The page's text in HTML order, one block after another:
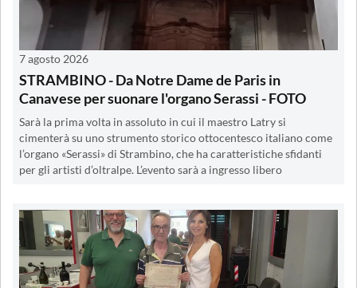
7 agosto 2026
STRAMBINO - Da Notre Dame de Paris in
Canavese per suonare l'organo Serassi - FOTO
Sarà la prima volta in assoluto in cui il maestro Latry si
cimenterà su uno strumento storico ottocentesco italiano come
l’organo «Serassi» di Strambino, che ha caratteristiche sfidanti
per gli artisti d’oltralpe. L’evento sarà a ingresso libero